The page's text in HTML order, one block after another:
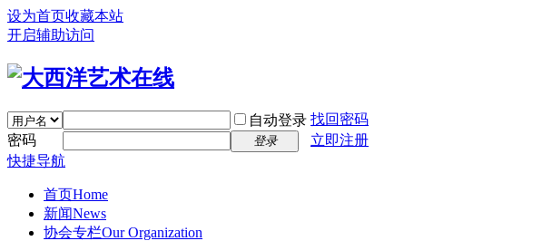
设为首页收藏本站
开启辅助访问
自动登录 找回密码
密码
登录
立即注册
快捷导航
首页Home
新闻News
协会专栏Our Organization